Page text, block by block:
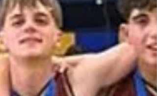
organización y la excelente experi